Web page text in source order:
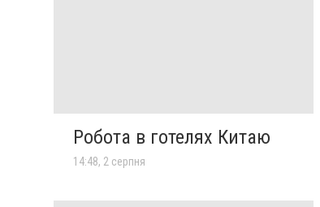
Робота в готелях Китаю
14:48, 2 серпня